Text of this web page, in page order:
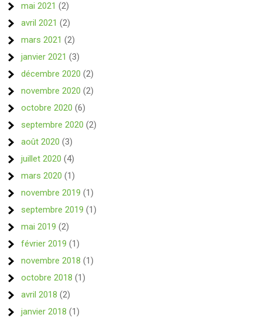
mai 2021 (2)
avril 2021 (2)
mars 2021 (2)
janvier 2021 (3)
décembre 2020 (2)
novembre 2020 (2)
octobre 2020 (6)
septembre 2020 (2)
août 2020 (3)
juillet 2020 (4)
mars 2020 (1)
novembre 2019 (1)
septembre 2019 (1)
mai 2019 (2)
février 2019 (1)
novembre 2018 (1)
octobre 2018 (1)
avril 2018 (2)
janvier 2018 (1)